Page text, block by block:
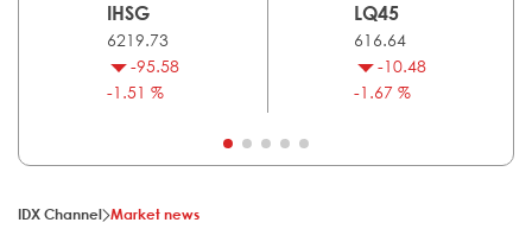
IHSG
6219.73
-95.58
-1.51 %
LQ45
616.64
-10.48
-1.67 %
IDX Channel Market news